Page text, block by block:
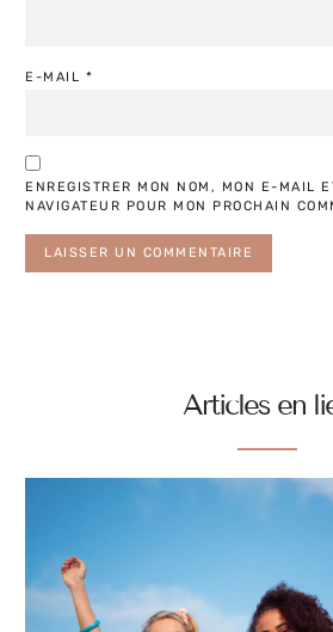
E-MAIL *
ENREGISTRER MON NOM, MON E-MAIL
NAVIGATEUR POUR MON PROCHAIN
Articles en